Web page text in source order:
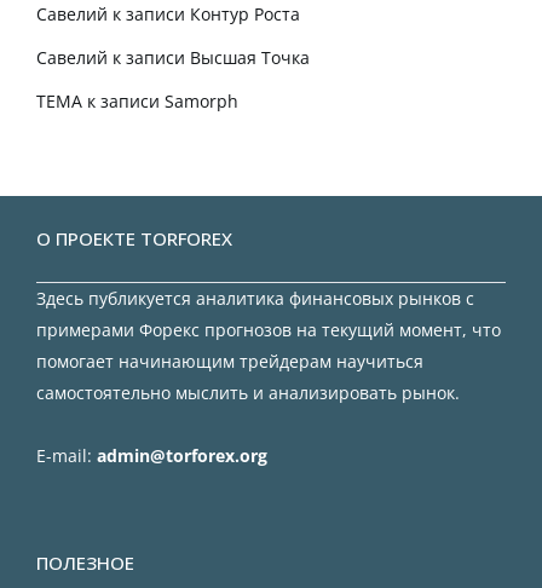
Савелий к записи Контур Роста
Савелий к записи Высшая Точка
TEMA к записи Samorph
О ПРОЕКТЕ TORFOREX
Здесь публикуется аналитика финансовых рынков с
примерами Форекс прогнозов на текущий момент, что
помогает начинающим трейдерам научиться
самостоятельно мыслить и анализировать рынок.
E-mail: admin@torforex.org
ПОЛЕЗНОЕ